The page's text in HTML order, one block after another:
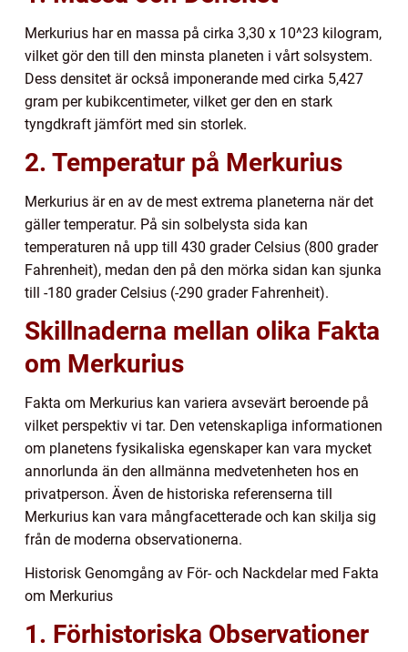
Merkurius har en massa på cirka 3,30 x 10^23 kilogram,
vilket gör den till den minsta planeten i vårt solsystem.
Dess densitet är också imponerande med cirka 5,427
gram per kubikcentimeter, vilket ger den en stark
tyngdkraft jämfört med sin storlek.
2. Temperatur på Merkurius
Merkurius är en av de mest extrema planeterna när det
gäller temperatur. På sin solbelysta sida kan
temperaturen nå upp till 430 grader Celsius (800 grader
Fahrenheit), medan den på den mörka sidan kan sjunka
till -180 grader Celsius (-290 grader Fahrenheit).
Skillnaderna mellan olika Fakta
om Merkurius
Fakta om Merkurius kan variera avsevärt beroende på
vilket perspektiv vi tar. Den vetenskapliga informationen
om planetens fysikaliska egenskaper kan vara mycket
annorlunda än den allmänna medvetenheten hos en
privatperson. Även de historiska referenserna till
Merkurius kan vara mångfacetterade och kan skilja sig
från de moderna observationerna.
Historisk Genomgång av För- och Nackdelar med Fakta
om Merkurius
1. Förhistoriska Observationer